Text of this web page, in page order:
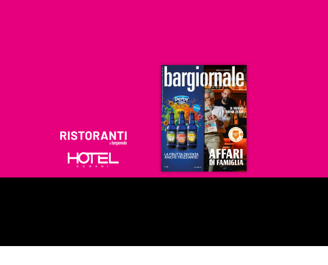
Ristoranti
Hoteldomani